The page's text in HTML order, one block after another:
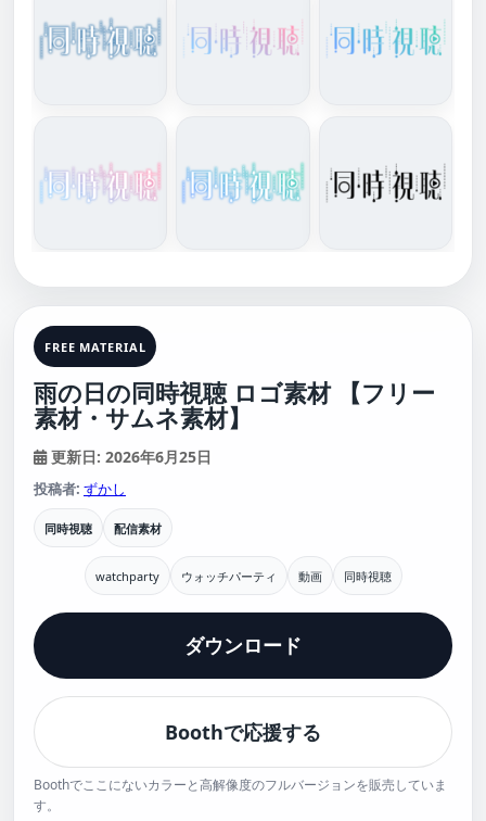
FREE MATERIAL
雨の日の同時視聴 ロゴ素材 【フリー
素材・サムネ素材】
更新日: 2026年6月25日
投稿者: ずかし
同時視聴 配信素材
watchparty ウォッチパーティ 動画 同時視聴
ダウンロード
Boothで応援する
Boothでここにないカラーと高解像度のフルバージョンを販売していま
す。